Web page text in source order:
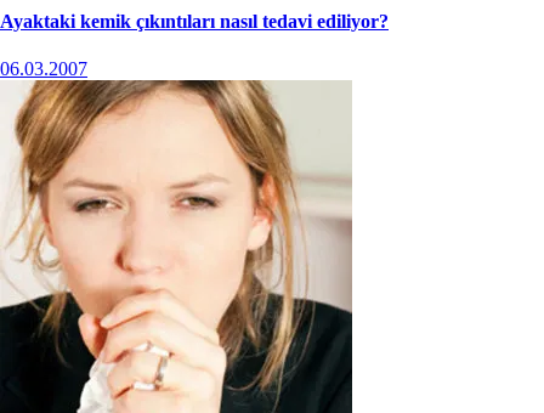
Ayaktaki kemik çıkıntıları nasıl tedavi ediliyor?
06.03.2007